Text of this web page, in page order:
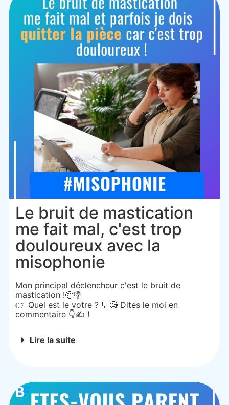
Le bruit de mastication
me fait mal, c'est trop
douloureux avec la
misophonie
Mon principal déclencheur c'est le bruit de
mastication !🤔👎
👉 Quel est le votre ? 💬🧐 Dites le moi en
commentaire 👇✍️ !
Lire la suite